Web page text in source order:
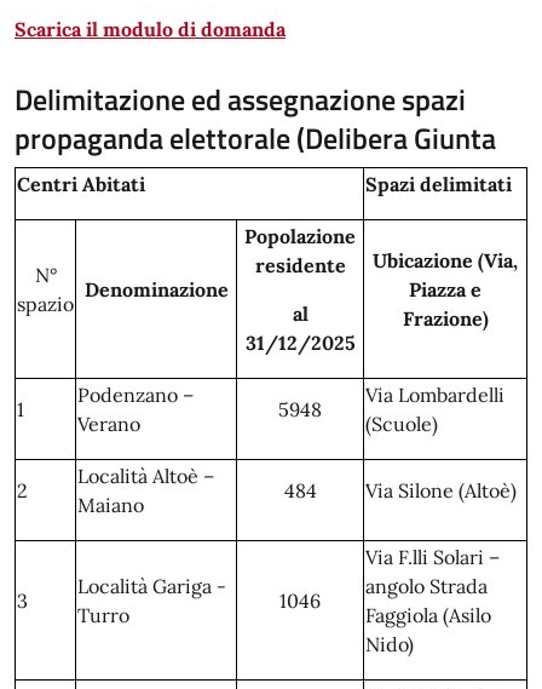
Scarica il modulo di domanda
Delimitazione ed assegnazione spazi
propaganda elettorale (Delibera Giunta
Centri Abitati Spazi delimitati
N°
spazio
Denominazione
Popolazione
residente
al
31/12/2025
Ubicazione (Via,
Piazza e
Frazione)
1
Podenzano –
Verano
5948
Via Lombardelli
(Scuole)
2
Località Altoè –
Maiano
484 Via Silone (Altoè)
3
Località Gariga -
Turro
1046
Via F.lli Solari –
angolo Strada
Faggiola (Asilo
Nido)